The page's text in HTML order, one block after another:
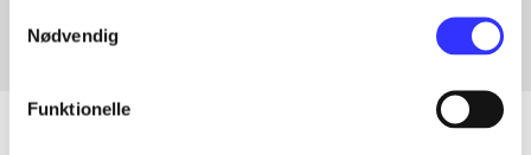
Nødvendig
Funktionelle